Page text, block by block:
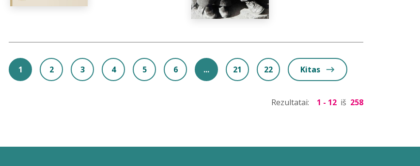
1 2 3 4 5 6 ... 21 22 Kitas
Rezultatai: 1 - 12 iš 258